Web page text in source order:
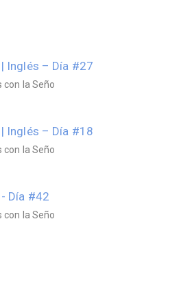
Inglés – Día #27
con la Seño
Inglés – Día #18
con la Seño
Día #42
con la Seño